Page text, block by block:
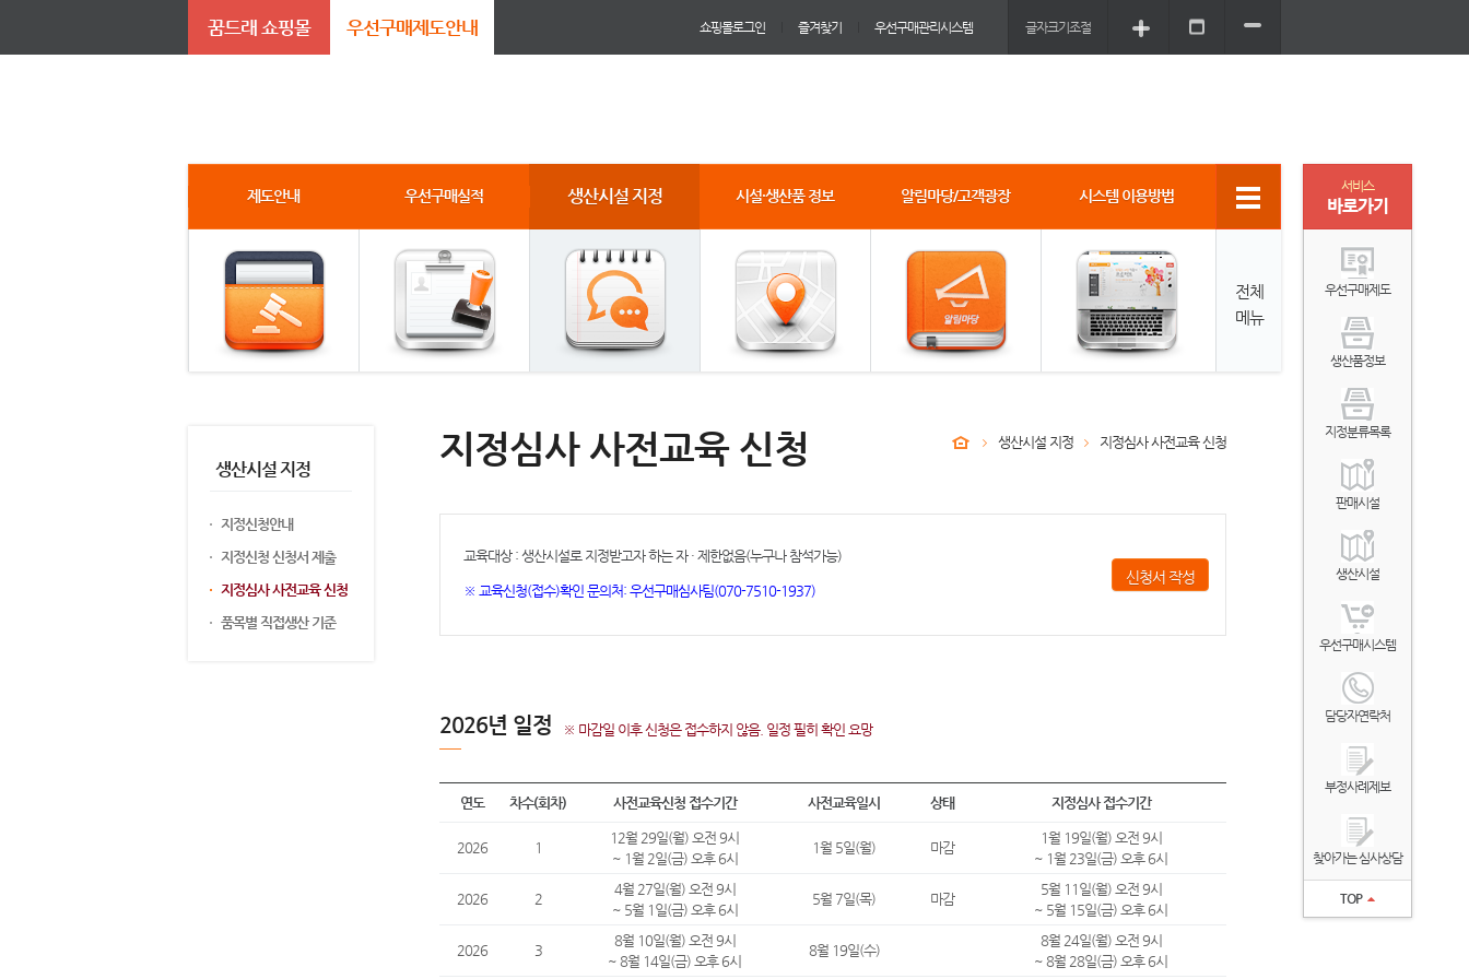
꿈드래 쇼핑몰 우선구매제도안내 쇼핑몰로그인 즐겨찾기 우선구매관리시스템 글자크기조절
제도안내 우선구매실적 생산시설 지정 시설·생산품 정보 알림마당/고객광장 시스템 이용방법
전체
메뉴
생산시설 지정
지정신청안내
지정신청 신청서 제출
지정심사 사전교육 신청
품목별 직접생산 기준
지정심사 사전교육 신청 생산시설 지정 지정심사 사전교육 신청
교육대상 : 생산시설로 지정받고자 하는 자 · 제한없음(누구나 참석가능)
※ 교육신청(접수)확인 문의처: 우선구매심사팀(070-7510-1937)
신청서 작성
2026년 일정 ※ 마감일 이후 신청은 접수하지 않음. 일정 필히 확인 요망
연도 차수(회차) 사전교육신청 접수기간 사전교육일시 상태 지정심사 접수기간
2026 1
12월 29일(월) 오전 9시
~ 1월 2일(금) 오후 6시
1월 5일(월) 마감
1월 19일(월) 오전 9시
~ 1월 23일(금) 오후 6시
2026 2
4월 27일(월) 오전 9시
~ 5월 1일(금) 오후 6시
5월 7일(목) 마감
5월 11일(월) 오전 9시
~ 5월 15일(금) 오후 6시
2026 3
8월 10일(월) 오전 9시
~ 8월 14일(금) 오후 6시
8월 19일(수)
8월 24일(월) 오전 9시
~ 8월 28일(금) 오후 6시
서비스
바로가기
우선구매제도
생산품정보
지정분류목록
판매시설
생산시설
우선구매시스템
담당자연락처
부정사례제보
찾아가는 심사상담
TOP